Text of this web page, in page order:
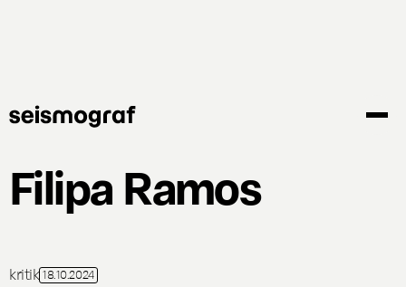
Filipa Ramos
kritik 18.10.2024